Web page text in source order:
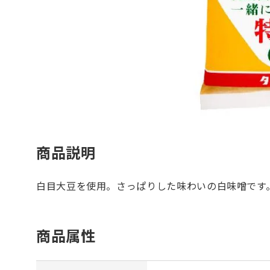
商品説明
白目大豆を使用。さっぱりした味わいの白味噌です
商品属性